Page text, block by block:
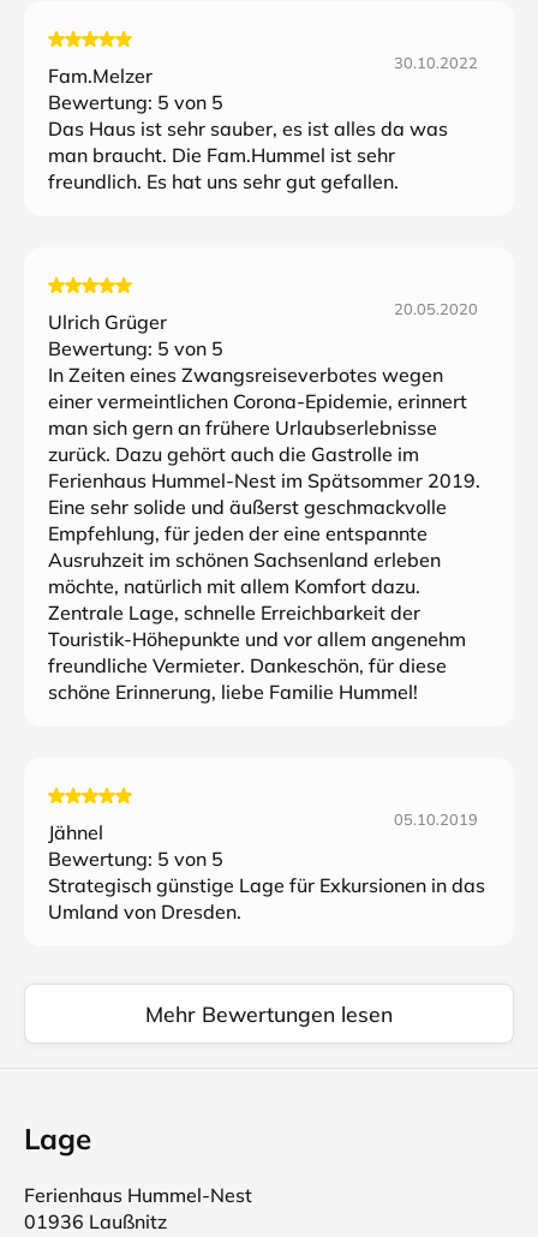
Fam.Melzer
30.10.2022
Bewertung: 5 von 5
Das Haus ist sehr sauber, es ist alles da was
man braucht. Die Fam.Hummel ist sehr
freundlich. Es hat uns sehr gut gefallen.
Ulrich Grüger
20.05.2020
Bewertung: 5 von 5
In Zeiten eines Zwangsreiseverbotes wegen
einer vermeintlichen Corona-Epidemie, erinnert
man sich gern an frühere Urlaubserlebnisse
zurück. Dazu gehört auch die Gastrolle im
Ferienhaus Hummel-Nest im Spätsommer 2019.
Eine sehr solide und äußerst geschmackvolle
Empfehlung, für jeden der eine entspannte
Ausruhzeit im schönen Sachsenland erleben
möchte, natürlich mit allem Komfort dazu.
Zentrale Lage, schnelle Erreichbarkeit der
Touristik-Höhepunkte und vor allem angenehm
freundliche Vermieter. Dankeschön, für diese
schöne Erinnerung, liebe Familie Hummel!
Jähnel
05.10.2019
Bewertung: 5 von 5
Strategisch günstige Lage für Exkursionen in das
Umland von Dresden.
Mehr Bewertungen lesen
Lage
Ferienhaus Hummel-Nest
01936 Laußnitz